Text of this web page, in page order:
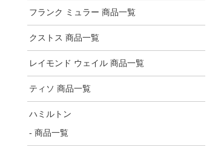
フランク ミュラー 商品一覧
クストス 商品一覧
レイモンド ウェイル 商品一覧
ティソ 商品一覧
ハミルトン
- 商品一覧